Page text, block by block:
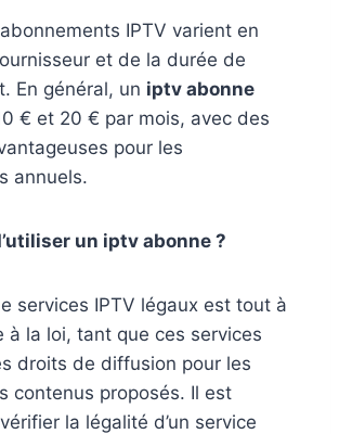
IPTV varient en
et de la durée de
En général, un iptv abonne
€ et 20 € par mois, avec des
pour les
annuels.
un iptv abonne ?
services IPTV légaux est tout à
à la loi, tant que ces services
droits de diffusion pour les
contenus proposés. Il est
la légalité d’un service